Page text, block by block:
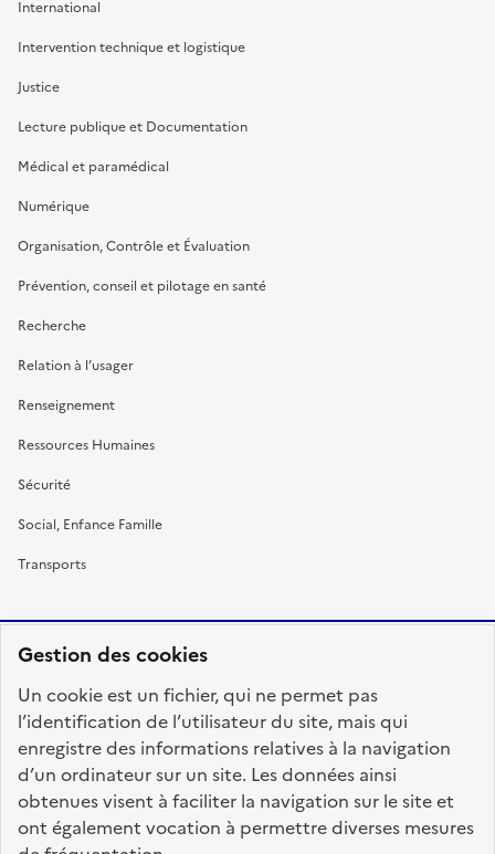
Gestion des cookies
Un cookie est un fichier, qui ne permet pas
l’identification de l’utilisateur du site, mais qui
enregistre des informations relatives à la navigation
d’un ordinateur sur un site. Les données ainsi
obtenues visent à faciliter la navigation sur le site et
ont également vocation à permettre diverses mesures
International
Intervention technique et logistique
Justice
Lecture publique et Documentation
Médical et paramédical
Numérique
Organisation, Contrôle et Évaluation
Prévention, conseil et pilotage en santé
Recherche
Relation à l’usager
Renseignement
Ressources Humaines
Sécurité
Social, Enfance Famille
Transports
FRANÇAISE
fonction-publique.gouv.fr
legifrance.gouv.fr